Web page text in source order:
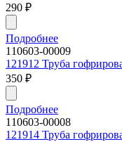
290 ₽
Подробнее
110603-00009
121912 Труба
350 ₽
Подробнее
110603-00008
121914 Труба